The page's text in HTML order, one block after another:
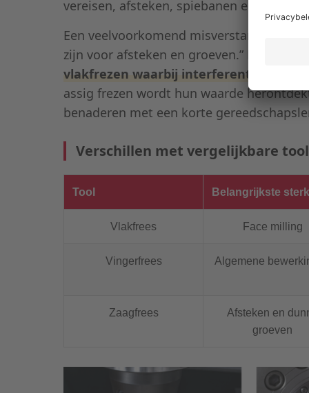
vereisen, afsteken, spiebanen en
Een veelvoorkomend misverstand is dat
zijn voor afsteken en groeven.” Bij
vlakfrezen waarbij interferentie
assig frezen wordt hun waarde
benaderen met een korte
Verschillen met vergelijkbare
Tool Belangrijkste
Vlakfrees Face milling
Vingerfrees Algemene
Zaagfrees
Afsteken en
groeven